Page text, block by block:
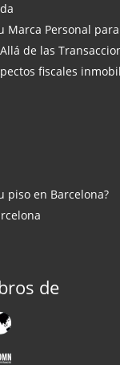
Marca Personal
de las
fiscales
piso en Barcelona?
de